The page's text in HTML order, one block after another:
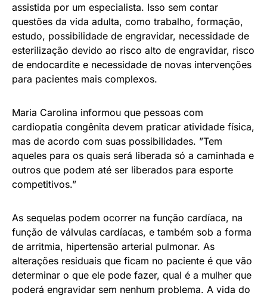
assistida por um especialista. Isso sem contar
questões da vida adulta, como trabalho, formação,
estudo, possibilidade de engravidar, necessidade de
esterilização devido ao risco alto de engravidar, risco
de endocardite e necessidade de novas intervenções
para pacientes mais complexos.
Maria Carolina informou que pessoas com
cardiopatia congênita devem praticar atividade física,
mas de acordo com suas possibilidades. ”Tem
aqueles para os quais será liberada só a caminhada e
outros que podem até ser liberados para esporte
competitivos.”
As sequelas podem ocorrer na função cardíaca, na
função de válvulas cardíacas, e também sob a forma
de arritmia, hipertensão arterial pulmonar. As
alterações residuais que ficam no paciente é que vão
determinar o que ele pode fazer, qual é a mulher que
poderá engravidar sem nenhum problema. A vida do